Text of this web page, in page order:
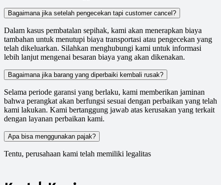
Bagaimana jika setelah pengecekan tapi customer cancel?
Dalam kasus pembatalan sepihak, kami akan menerapkan biaya
tambahan untuk menutupi biaya transportasi atau pengecekan yang
telah dikeluarkan. Silahkan menghubungi kami untuk informasi
lebih lanjut mengenai besaran biaya yang akan dikenakan.
Bagaimana jika barang yang diperbaiki kembali rusak?
Selama periode garansi yang berlaku, kami memberikan jaminan
bahwa perangkat akan berfungsi sesuai dengan perbaikan yang telah
kami lakukan. Kami bertanggung jawab atas kerusakan yang terkait
dengan layanan perbaikan kami.
Apa bisa menggunakan pajak?
Tentu, perusahaan kami telah memiliki legalitas